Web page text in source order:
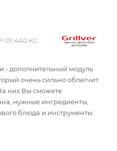
01.440.KC
- дополнительный модуль
очень сильно облегчит
них Вы сможете
нужные ингредиенты,
блюда и инструменты.